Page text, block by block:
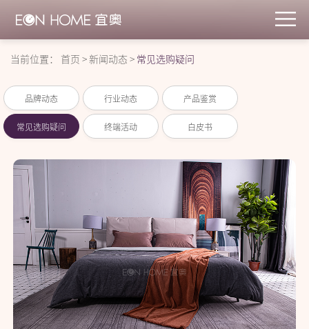
当前位置： 首页 >新闻动态 > 常见选购疑问
品牌动态 行业动态 产品鉴赏
常见选购疑问 终端活动 白皮书